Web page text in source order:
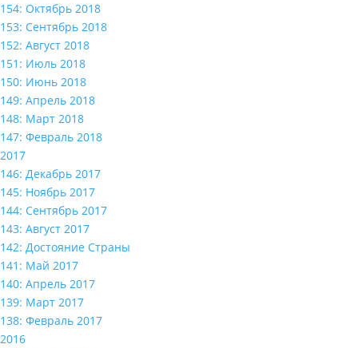
154: Октябрь 2018
153: Сентябрь 2018
152: Август 2018
151: Июль 2018
150: Июнь 2018
149: Апрель 2018
148: Март 2018
147: Февраль 2018
2017
146: Декабрь 2017
145: Ноябрь 2017
144: Сентябрь 2017
143: Август 2017
142: Достояние Страны
141: Май 2017
140: Апрель 2017
139: Март 2017
138: Февраль 2017
2016